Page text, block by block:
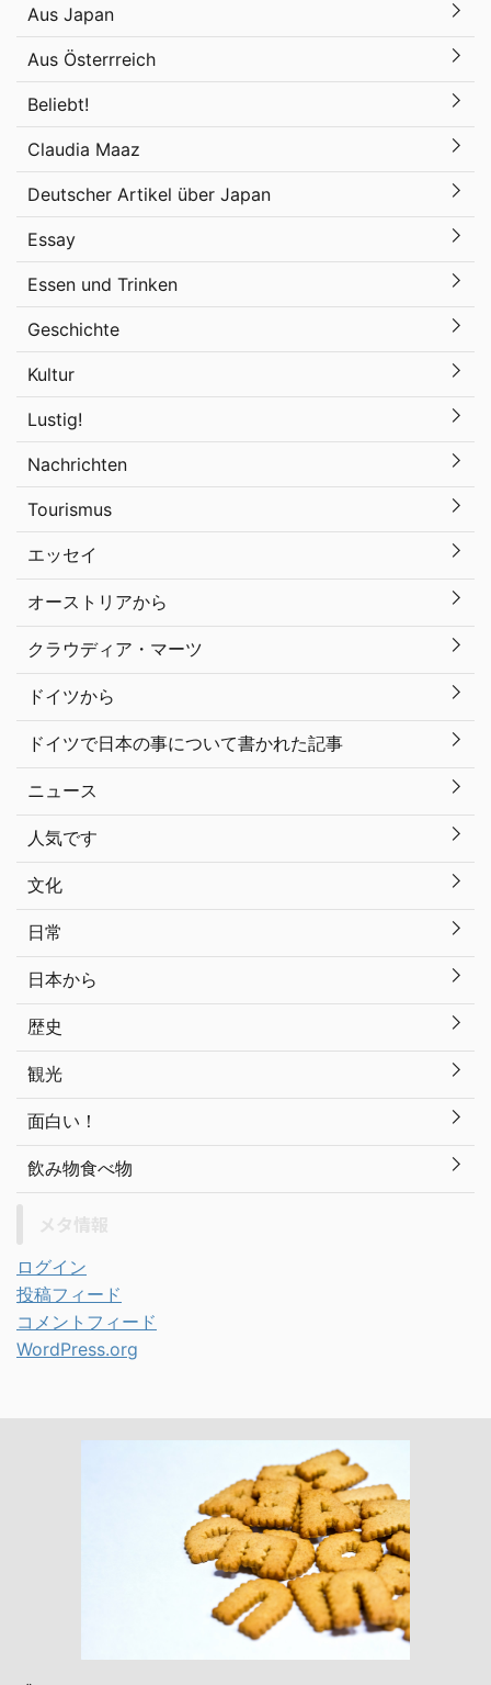
Aus Japan
Aus Österrreich
Beliebt!
Claudia Maaz
Deutscher Artikel über Japan
Essay
Essen und Trinken
Geschichte
Kultur
Lustig!
Nachrichten
Tourismus
エッセイ
オーストリアから
クラウディア・マーツ
ドイツから
ドイツで日本の事について書かれた記事
ニュース
人気です
文化
日常
日本から
歴史
観光
面白い！
飲み物食べ物
ログイン
投稿フィード
コメントフィード
WordPress.org